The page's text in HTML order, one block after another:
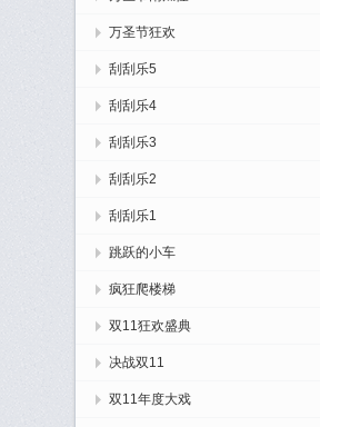
万圣节狂欢
刮刮乐5
刮刮乐4
刮刮乐3
刮刮乐2
刮刮乐1
跳跃的小车
疯狂爬楼梯
双11狂欢盛典
决战双11
双11年度大戏